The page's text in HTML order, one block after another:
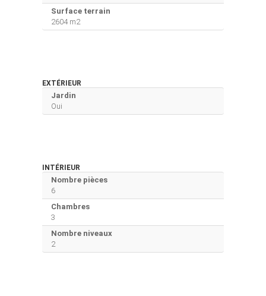
Surface terrain
2604 m2
EXTÉRIEUR
Jardin
Oui
INTÉRIEUR
Nombre pièces
6
Chambres
3
Nombre niveaux
2